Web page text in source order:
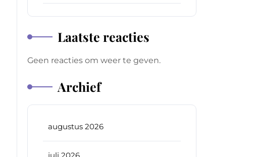
Laatste reacties
Geen reacties om weer te geven.
Archief
augustus 2026